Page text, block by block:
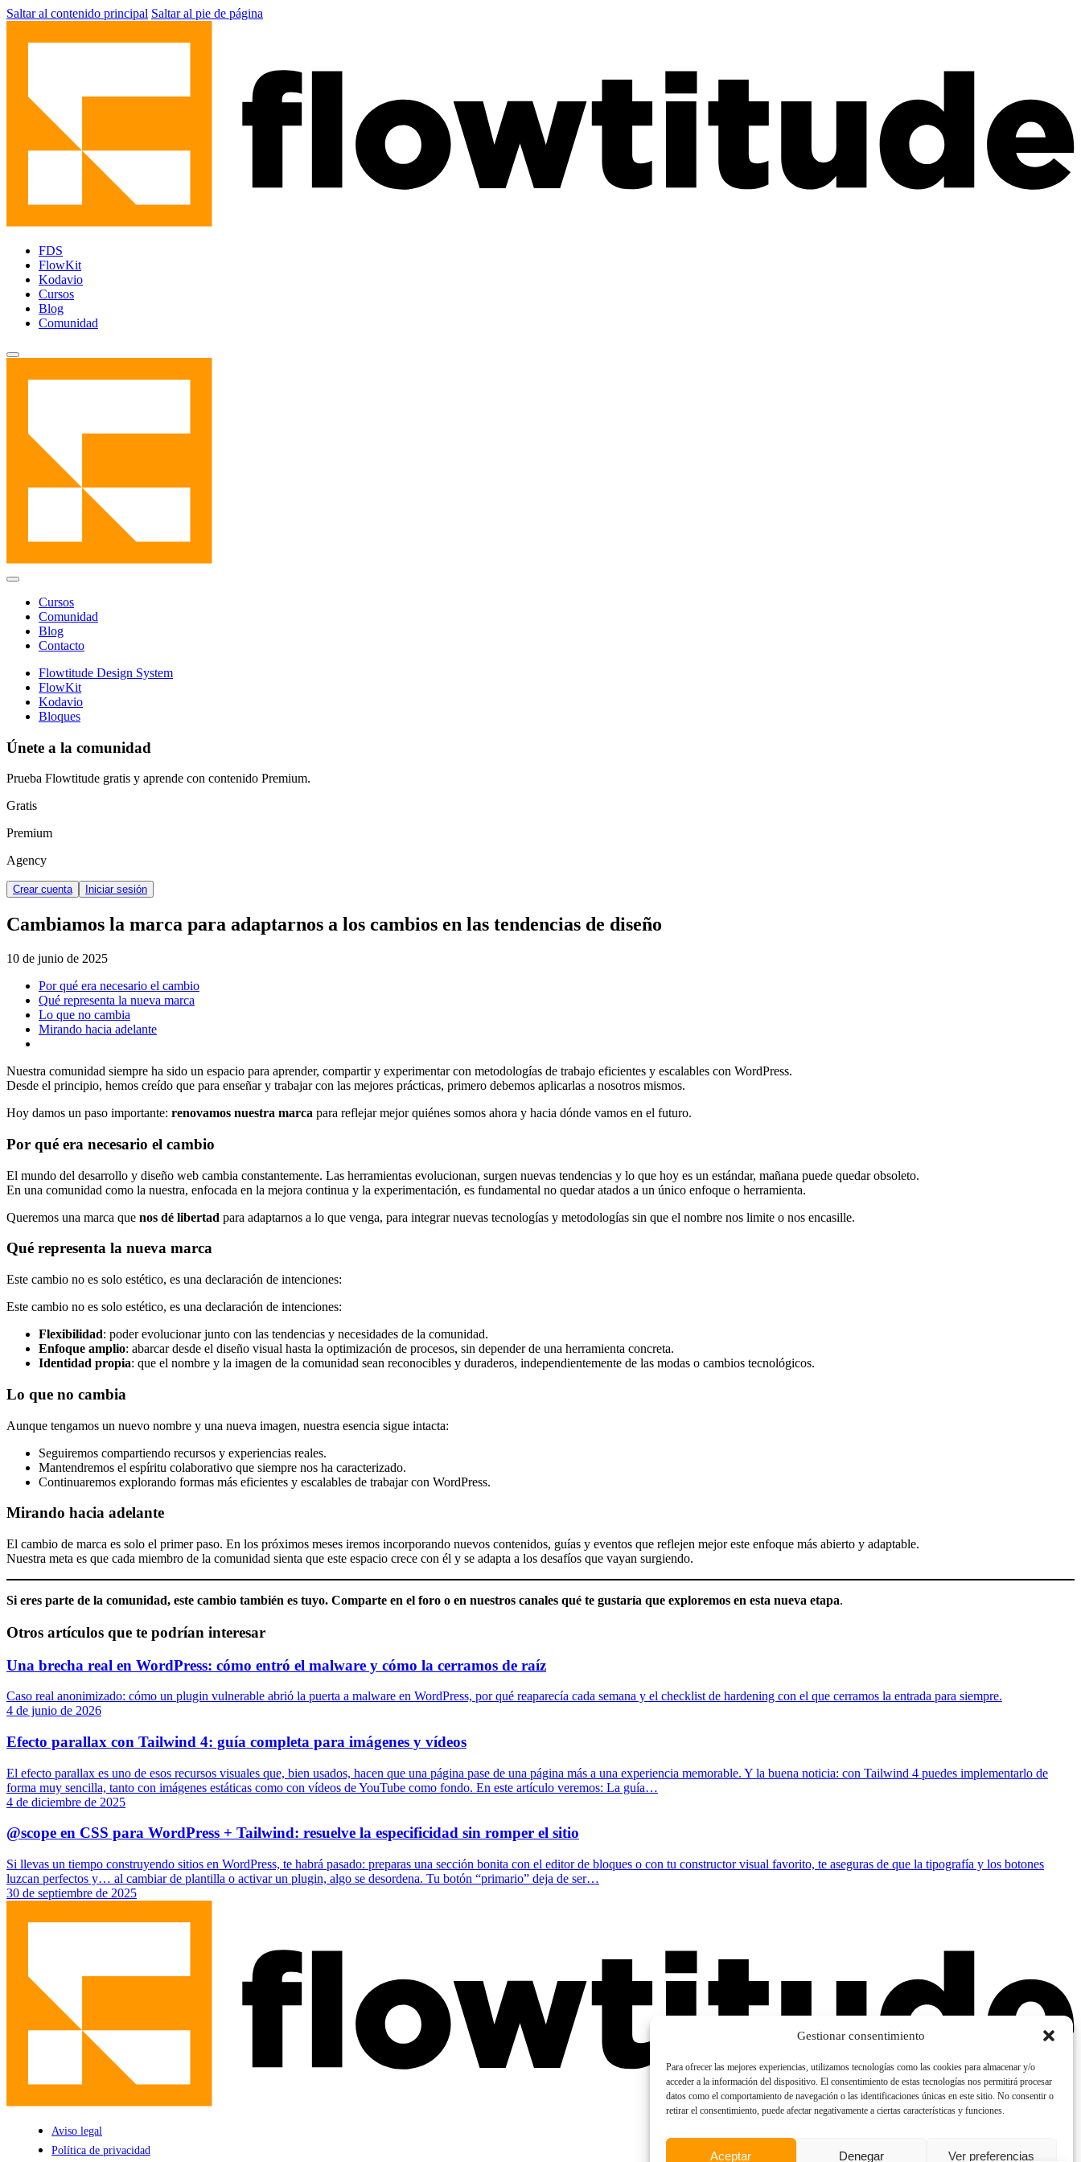
Gestionar consentimiento
Para ofrecer las mejores experiencias, utilizamos tecnologías como las cookies para almacenar y/o
acceder a la información del dispositivo. El consentimiento de estas tecnologías nos permitirá procesar
datos como el comportamiento de navegación o las identificaciones únicas en este sitio. No consentir o
retirar el consentimiento, puede afectar negativamente a ciertas características y funciones.
Aceptar Denegar Ver preferencias
Saltar al contenido principal Saltar al pie de página
FDS
FlowKit
Kodavio
Cursos
Blog
Comunidad
Cursos
Comunidad
Blog
Contacto
Flowtitude Design System
FlowKit
Kodavio
Bloques
Únete a la comunidad
Prueba Flowtitude gratis y aprende con contenido Premium.
Gratis
Premium
Agency
Crear cuenta Iniciar sesión
Cambiamos la marca para adaptarnos a los cambios en las tendencias de diseño
10 de junio de 2025
Por qué era necesario el cambio
Qué representa la nueva marca
Lo que no cambia
Mirando hacia adelante
Nuestra comunidad siempre ha sido un espacio para aprender, compartir y experimentar con metodologías de trabajo eficientes y escalables con WordPress.
Desde el principio, hemos creído que para enseñar y trabajar con las mejores prácticas, primero debemos aplicarlas a nosotros mismos.
Hoy damos un paso importante: renovamos nuestra marca para reflejar mejor quiénes somos ahora y hacia dónde vamos en el futuro.
Por qué era necesario el cambio
El mundo del desarrollo y diseño web cambia constantemente. Las herramientas evolucionan, surgen nuevas tendencias y lo que hoy es un estándar, mañana puede quedar obsoleto.
En una comunidad como la nuestra, enfocada en la mejora continua y la experimentación, es fundamental no quedar atados a un único enfoque o herramienta.
Queremos una marca que nos dé libertad para adaptarnos a lo que venga, para integrar nuevas tecnologías y metodologías sin que el nombre nos limite o nos encasille.
Qué representa la nueva marca
Este cambio no es solo estético, es una declaración de intenciones:
Este cambio no es solo estético, es una declaración de intenciones:
Flexibilidad: poder evolucionar junto con las tendencias y necesidades de la comunidad.
Enfoque amplio: abarcar desde el diseño visual hasta la optimización de procesos, sin depender de una herramienta concreta.
Identidad propia: que el nombre y la imagen de la comunidad sean reconocibles y duraderos, independientemente de las modas o cambios tecnológicos.
Lo que no cambia
Aunque tengamos un nuevo nombre y una nueva imagen, nuestra esencia sigue intacta:
Seguiremos compartiendo recursos y experiencias reales.
Mantendremos el espíritu colaborativo que siempre nos ha caracterizado.
Continuaremos explorando formas más eficientes y escalables de trabajar con WordPress.
Mirando hacia adelante
El cambio de marca es solo el primer paso. En los próximos meses iremos incorporando nuevos contenidos, guías y eventos que reflejen mejor este enfoque más abierto y adaptable.
Nuestra meta es que cada miembro de la comunidad sienta que este espacio crece con él y se adapta a los desafíos que vayan surgiendo.
Si eres parte de la comunidad, este cambio también es tuyo. Comparte en el foro o en nuestros canales qué te gustaría que exploremos en esta nueva etapa.
Otros artículos que te podrían interesar
Una brecha real en WordPress: cómo entró el malware y cómo la cerramos de raíz
Caso real anonimizado: cómo un plugin vulnerable abrió la puerta a malware en WordPress, por qué reaparecía cada semana y el checklist de hardening con el que cerramos la entrada para siempre.
4 de junio de 2026
Efecto parallax con Tailwind 4: guía completa para imágenes y vídeos
El efecto parallax es uno de esos recursos visuales que, bien usados, hacen que una página pase de una página más a una experiencia memorable. Y la buena noticia: con Tailwind 4 puedes implementarlo de
forma muy sencilla, tanto con imágenes estáticas como con vídeos de YouTube como fondo. En este artículo veremos: La guía…
4 de diciembre de 2025
@scope en CSS para WordPress + Tailwind: resuelve la especificidad sin romper el sitio
Si llevas un tiempo construyendo sitios en WordPress, te habrá pasado: preparas una sección bonita con el editor de bloques o con tu constructor visual favorito, te aseguras de que la tipografía y los botones
luzcan perfectos y… al cambiar de plantilla o activar un plugin, algo se desordena. Tu botón “primario” deja de ser…
30 de septiembre de 2025
Aviso legal
Política de privacidad